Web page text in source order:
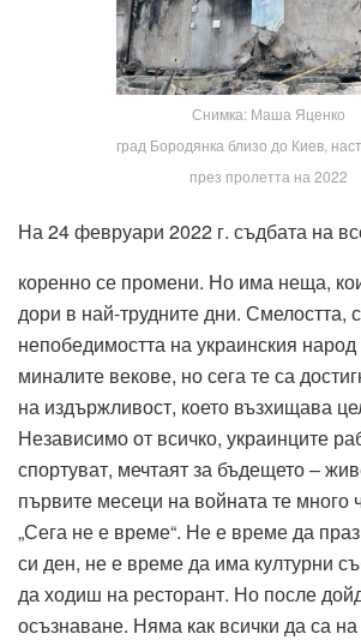
Снимка: Маша Яценко
град Бородянка близо до Киев,
през пролетта на 2022
На 24 февруари 2022 г. съдбата на
коренно се промени. Но има неща,
дори в най-трудните дни. Смелостта,
непобедимостта на украинския народ
миналите векове, но сега те са
на издържливост, което възхищава
Независимо от всичко, украинците
спортуват, мечтаят за бъдещето –
първите месеци на войната те много
„Сега не е време“. Не е време да
си ден, не е време да има културни
да ходиш на ресторант. Но после
осъзнаване. Няма как всички да са